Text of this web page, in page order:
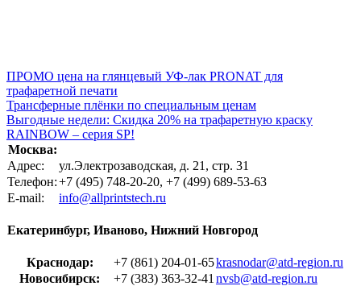
ПРОМО цена на глянцевый УФ-лак PRONAT для
трафаретной печати
Трансферные плёнки по специальным ценам
Выгодные недели: Скидка 20% на трафаретную краску
RAINBOW – серия SP!
Москва:
Адрес:
ул.Электрозаводская, д. 21, стр. 31
Телефон:+7 (495) 748-20-20, +7 (499) 689-53-63
Е-mail:
info@allprintstech.ru
Екатеринбург, Иваново, Нижний Новгород
Краснодар: +7 (861) 204-01-65krasnodar@atd-region.ru
Новосибирск:
+7 (383) 363-32-41 nvsb@atd-region.ru